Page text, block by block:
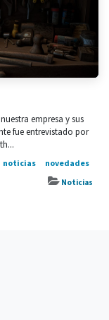
empresa y sus
fue entrevistado por
noticias novedades
Noticias